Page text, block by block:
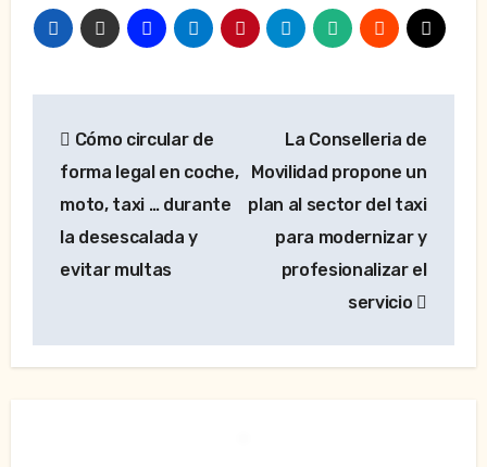
de
entradas
Cómo circular de
forma legal en coche,
moto, taxi … durante
la desescalada y
evitar multas
La Conselleria de
Movilidad propone un
plan al sector del taxi
para modernizar y
profesionalizar el
servicio